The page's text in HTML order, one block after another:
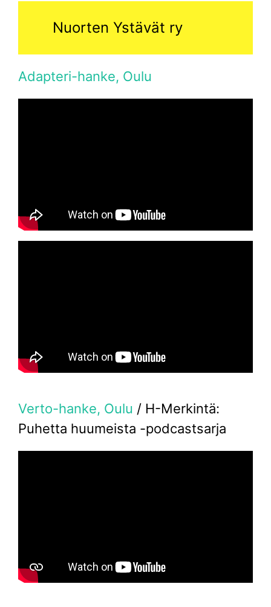
Nuorten Ystävät ry
Adapteri-hanke, Oulu
Verto-hanke, Oulu / H-Merkintä:
Puhetta huumeista -podcastsarja